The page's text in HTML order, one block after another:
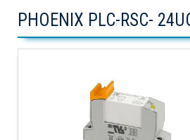
PHOENIX PLC-RSC-